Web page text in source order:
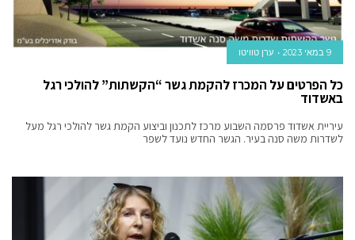
9 במאי 2023 ערן טוויטו
כל הפרטים על המכרז להקמת גשר “הקשתות” להולכי רגל
באשדוד
עיריית אשדוד פרסמה השבוע מרכז לתכנון וביצוע הקמת גשר להולכי רגל מעל
לשדרות משה סנה בעיר. הגשר החדש נועד לשפר